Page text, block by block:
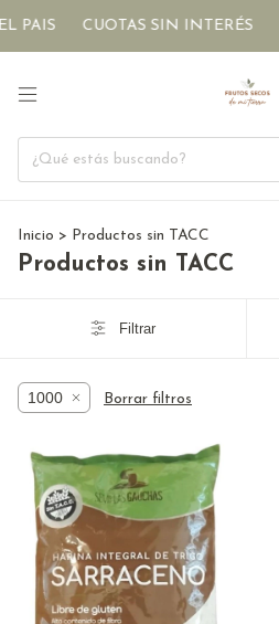
PAIS CUOTAS SIN INTERÉS
Inicio > Productos sin TACC
Productos sin TACC
Filtrar
1000 Borrar filtros